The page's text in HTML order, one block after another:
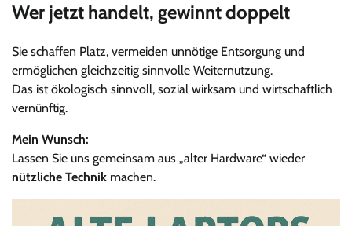
Wer jetzt handelt, gewinnt doppelt
Sie schaffen Platz, vermeiden unnötige Entsorgung und
ermöglichen gleichzeitig sinnvolle Weiternutzung.
Das ist ökologisch sinnvoll, sozial wirksam und wirtschaftlich
vernünftig.
Mein Wunsch:
Lassen Sie uns gemeinsam aus „alter Hardware“ wieder
nützliche Technik machen.